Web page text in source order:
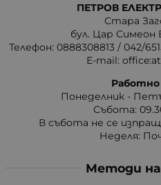
ПЕТРОВ
Стара
бул. Цар Симеон
Телефон: 0888308813 / 042/
E-mail:
Работно
Понеделник -
Събота:
В събота не се
Неделя:
Методи